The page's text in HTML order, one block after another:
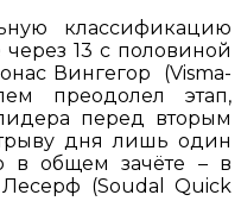
классификацию
13 с половиной
Вингегор (Visma-
преодолел этап,
перед вторым
дня лишь один
в общем зачёте – в
(Soudal Quick